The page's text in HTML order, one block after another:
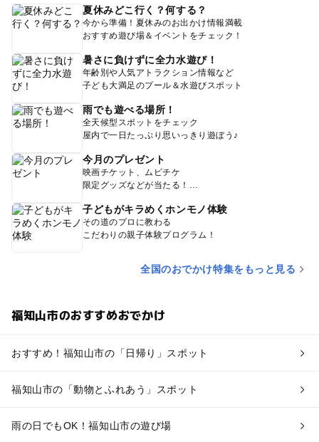
夏休みどこ行く？何する？
今から準備！夏休みのお出かけ情報満載
おすすめ遊び場＆イベントをチェック！
暑さに負けずに全力水遊び！
年齢別や人気アトラクション情報など
子ども大満足のプール＆水遊びスポット
雨でも遊べる場所！
全天候型スポットをチェック
屋内で一日たっぷり思いっきり遊ぼう♪
今月のプレゼント
映画チケット、ムビチケ
限定グッズなどが当たる！
子どもがキラめくホンモノ体験
その道のプロに教わる
こだわりの親子体験プログラム！
全国のおでかけ特集をもっと見る
福知山市のおすすめおでかけ
おすすめ！福知山市の「日帰り」スポット
福知山市の「動物とふれあう」スポット
雨の日でもOK！福知山市の遊び場